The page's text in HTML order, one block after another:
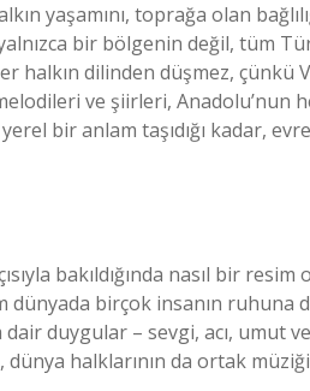
yaşamını, toprağa olan
bir bölgenin değil, tüm
halkın dilinden düşmez, çünkü
ve şiirleri, Anadolu’nun
bir anlam taşıdığı kadar,
bakıldığında nasıl bir resim
dünyada birçok insanın
duygular – sevgi, acı, umut
dünya halklarının da ortak